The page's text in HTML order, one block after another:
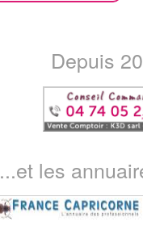
Depuis
...et les